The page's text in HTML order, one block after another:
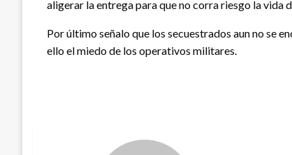
aligerar la entrega para que no corra riesgo la vida
Por último señalo que los secuestrados aun no se
ello el miedo de los operativos militares.